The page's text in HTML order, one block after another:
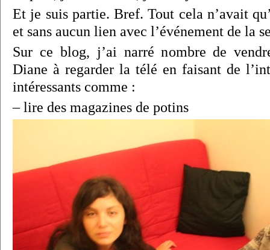
Et je suis partie. Bref. Tout cela n’avait
et sans aucun lien avec l’événement de la
Sur ce blog, j’ai narré nombre de
Diane à regarder la télé en faisant de
intéressants comme :
– lire des magazines de potins